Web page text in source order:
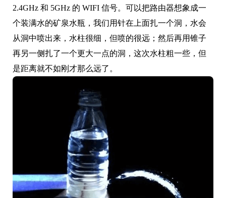
个装满水的矿泉水瓶，我们用针在上面扎一个洞，水会
从洞中喷出来，水柱很细，但喷的很远；然后再用锥子
再另一侧扎了一个更大一点的洞，这次水柱粗一些，但
是距离就不如刚才那么远了。